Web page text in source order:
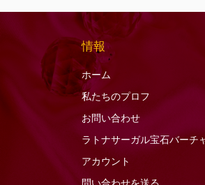
ハニークォーツ
バラ石英
ピーチムーンストーン
ビールクォーツ
ピンクアメジスト
ピンクオパール
ピンクカルセドニー
ピンクサファイア
ポリゴンダイヤモンド
カット
マーキスカット
ムーンフラワーカット
ローズカットカボショ
ン
五角形の形状
凹面カットドロップ
情報
ホーム
私たちのプロフ
お問い合わせ
ラトナサーガル宝石バーチ
アカウント